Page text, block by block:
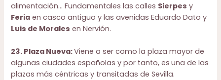
alimentación… Fundamentales las calles Sierpes y
Feria en casco antiguo y las avenidas Eduardo Dato y
Luis de Morales en Nervión.
23. Plaza Nueva:Viene a ser como la plaza mayor de
algunas ciudades españolas y por tanto, es una de las
plazas más céntricas y transitadas de Sevilla.